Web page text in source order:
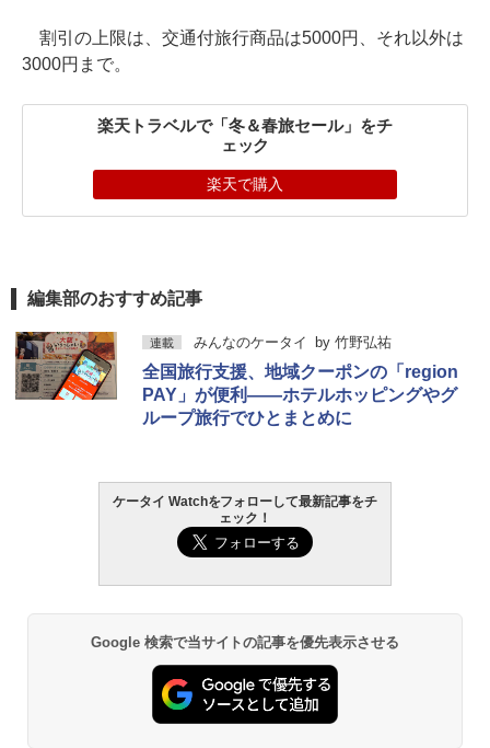
割引の上限は、交通付旅行商品は5000円、それ以外は
3000円まで。
楽天トラベルで「冬＆春旅セール」をチ
ェック
楽天で購入
編集部のおすすめ記事
連載 みんなのケータイ by 竹野弘祐
全国旅行支援、地域クーポンの「region
PAY」が便利――ホテルホッピングやグ
ループ旅行でひとまとめに
ケータイ Watchをフォローして最新記事をチ
ェック！
Google 検索で当サイトの記事を優先表示させる